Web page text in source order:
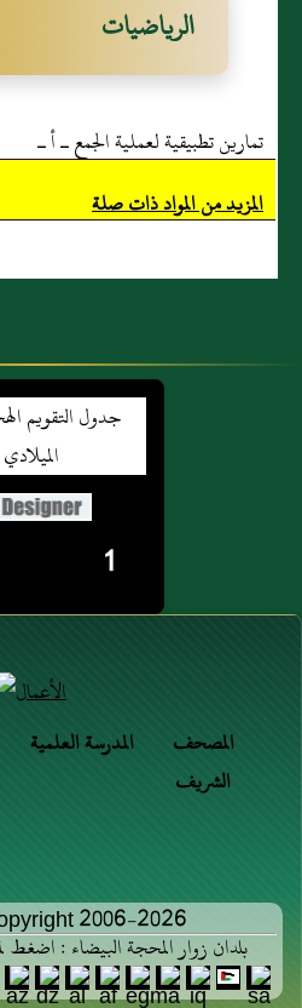
الرياضيات
تمارين تطبيقية لعملية الجمع ـ أ ـ
المزيد من المواد ذات صلة
1
المدرسة العلمية
المصحف
الشريف
2006-2026
بلدان زوار المحجة البيضاء : اضغط